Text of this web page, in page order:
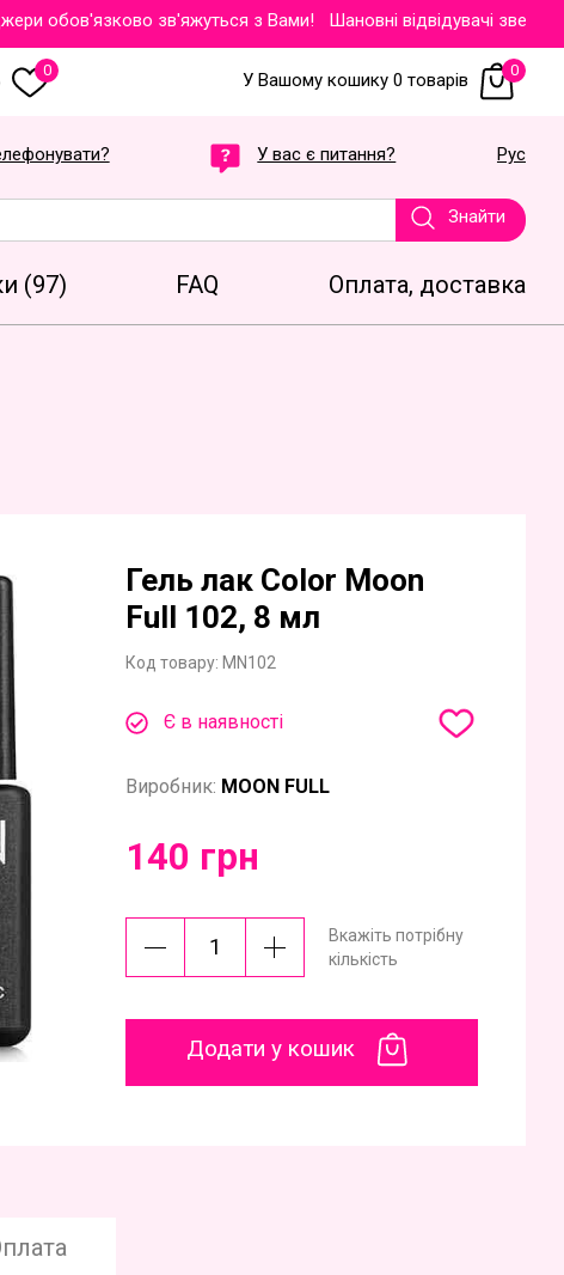
обов'язково зв'яжуться з Вами!Шановні відвідувачі звертаємо
0 У Вашому кошику 0 товарів 0
У вас є питання? Рус
Знайти
(97) FAQ Оплата, доставка
Гель лак Color Moon
Full 102, 8 мл
Код товару: MN102
Є в наявності
Виробник: MOON FULL
140 грн
Вкажіть потрібну
кількість
Додати у кошик